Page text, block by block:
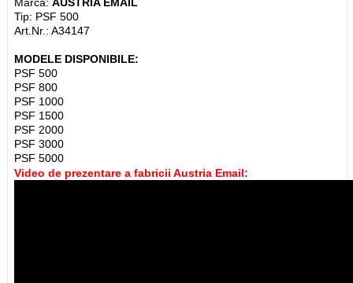
Tip: PSF 500
Art.Nr.: A34147
MODELE DISPONIBILE:
PSF 500
PSF 800
PSF 1000
PSF 1500
PSF 2000
PSF 3000
PSF 5000
Video de prezentare a fabricii Austria Email: